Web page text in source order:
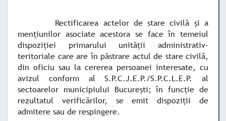
Rectificarea actelor de stare civilă şi a
menţiunilor asociate acestora se face în temeiul
dispoziţiei primarului unităţii administrativ-
teritoriale care are în păstrare actul de stare civilă,
din oficiu sau la cererea persoanei interesate, cu
avizul conform al S.P.C.J.E.P./S.P.C.L.E.P. al
sectoarelor municipiului Bucureşti; în funcţie de
rezultatul verificărilor, se emit dispoziţii de
admitere sau de respingere.